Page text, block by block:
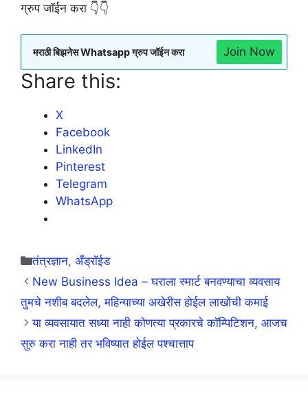
ग्रुप जॉईन करा 👇👇
मराठी बिझनेस Whatsapp ग्रुप जॉईन करा Join Now
Share this:
X
Facebook
LinkedIn
Pinterest
Telegram
WhatsApp
Categories
तंत्रज्ञान, अँड्रॉईड
New Business Idea – घराला स्मार्ट बनवण्याचा व्यवसाय
तुमचे नशीब बदलेल, महिन्याच्या अखेरीस होईल लाखोंची कमाई
या व्यवसायात सध्या नाही कोणत्या प्रकारचे कॉम्पिटिशन, आजच
सुरु करा नाही तर भविष्यात होईल पश्चात्ताप